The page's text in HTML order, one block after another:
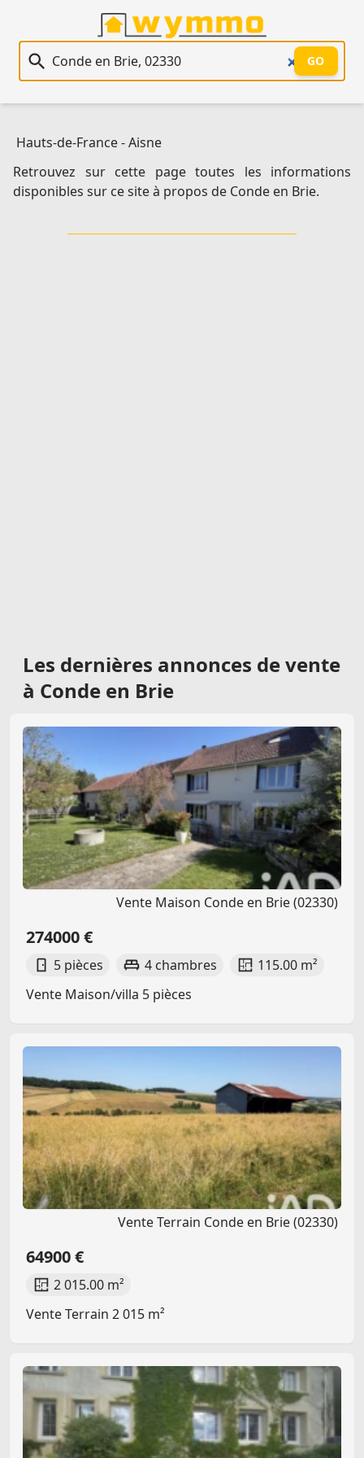
Recherche immobilière
GO
Hauts-de-France-Aisne
Retrouvez sur cette page toutes les informations
disponibles sur ce site à propos de Conde en Brie.
Les dernières annonces de vente
à Conde en Brie
Vente Maison Conde en Brie (02330)
274000 €
5 pièces 4 chambres
115.00 m²
Vente Maison/villa 5 pièces
Vente Terrain Conde en Brie (02330)
64900 €
2 015.00 m²
Vente Terrain 2 015 m²